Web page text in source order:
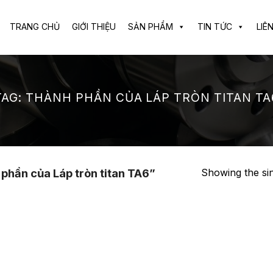
TRANG CHỦ GIỚI THIỆU SẢN PHẨM TIN TỨC
THÀNH PHẦN CỦA LÁP TRÒN TITAN
của Láp tròn titan TA6” Showing the